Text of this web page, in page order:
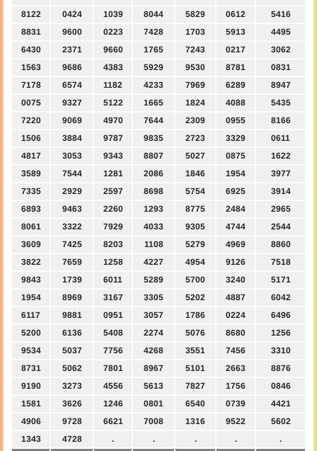
8122
0424 1039 8044 5829 0612
5416
8831
9600 0223 7428 1703 5913
4495
6430
2371 9660 1765 7243 0217
3062
1563
9686 4383 5929 9530 8781
0831
7178
6574 1182 4233 7969 6289
8947
0075
9327 5122 1665 1824 4088
5435
7220
9069 4970 7644 2309 0955
8166
1506
3884 9787 9835 2723 3329
0611
4817
3053 9343 8807 5027 0875
1622
3589
7544 1281 2086 1846 1954
3977
7335
2929 2597 8698 5754 6925
3914
6893
9463 2260 1293 8775 2484
2965
8061
3322 7929 4033 9305 4744
2544
3609
7425 8203 1108 5279 4969
8860
3822
7659 1258 4227 4954 9126
7518
9843
1739 6011 5289 5700 3240
5171
1954
8969 3167 3305 5202 4887
6042
6117
9881 0951 3057 1786 0224
6496
5200
6136 5408 2274 5076 8680
1256
9534
5037 7756 4268 3551 7456
3310
8731
5062 7801 8967 5101 2663
8876
9190
3273 4556 5613 7827 1756
0846
1581
3626 1246 0801 6540 0739
4421
4906
9728 6621 7008 1316 9522
5602
1343
4728 . . . . .